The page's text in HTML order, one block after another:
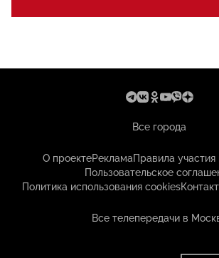
Все города
О проектеРекламаПравила участия
Пользовательское
Политика использования cookies
Все телепередачи в